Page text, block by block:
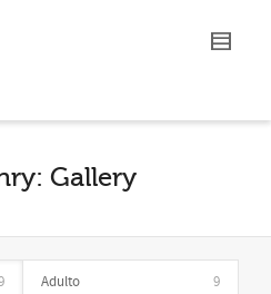
Gallery
Adulto 9